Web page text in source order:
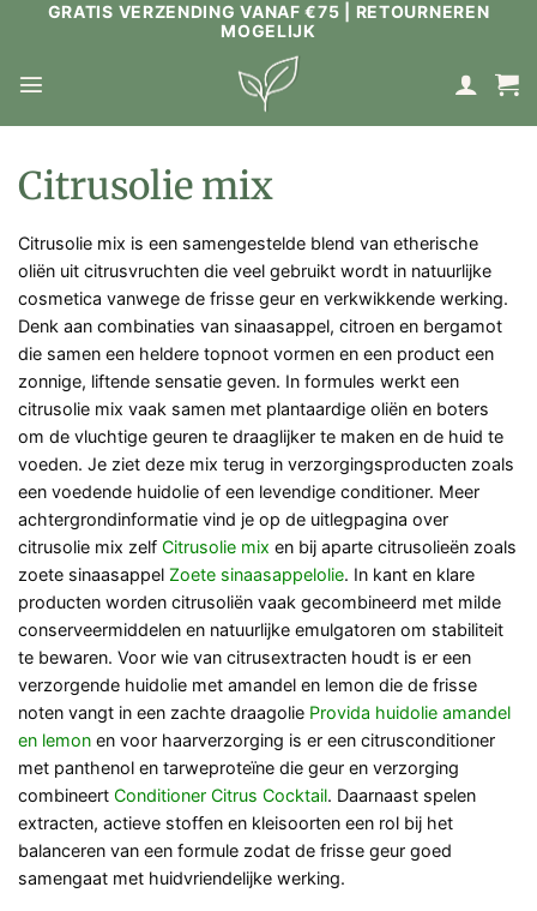
GRATIS VERZENDING VANAF €75 | RETOURNEREN
MOGELIJK
Citrusolie mix
Citrusolie mix is een samengestelde blend van etherische
oliën uit citrusvruchten die veel gebruikt wordt in natuurlijke
cosmetica vanwege de frisse geur en verkwikkende werking.
Denk aan combinaties van sinaasappel, citroen en bergamot
die samen een heldere topnoot vormen en een product een
zonnige, liftende sensatie geven. In formules werkt een
citrusolie mix vaak samen met plantaardige oliën en boters
om de vluchtige geuren te draaglijker te maken en de huid te
voeden. Je ziet deze mix terug in verzorgingsproducten zoals
een voedende huidolie of een levendige conditioner. Meer
achtergrondinformatie vind je op de uitlegpagina over
citrusolie mix zelf Citrusolie mix en bij aparte citrusolieën zoals
zoete sinaasappel Zoete sinaasappelolie. In kant en klare
producten worden citrusoliën vaak gecombineerd met milde
conserveermiddelen en natuurlijke emulgatoren om stabiliteit
te bewaren. Voor wie van citrusextracten houdt is er een
verzorgende huidolie met amandel en lemon die de frisse
noten vangt in een zachte draagolie Provida huidolie amandel
en lemon en voor haarverzorging is er een citrusconditioner
met panthenol en tarweproteïne die geur en verzorging
combineert Conditioner Citrus Cocktail. Daarnaast spelen
extracten, actieve stoffen en kleisoorten een rol bij het
balanceren van een formule zodat de frisse geur goed
samengaat met huidvriendelijke werking.